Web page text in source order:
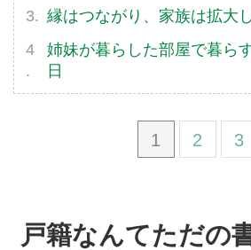
縁はつながり、家族は拡大
姉妹が暮らした部屋で暮ら
日
1 2 3
戸籍なんてただの